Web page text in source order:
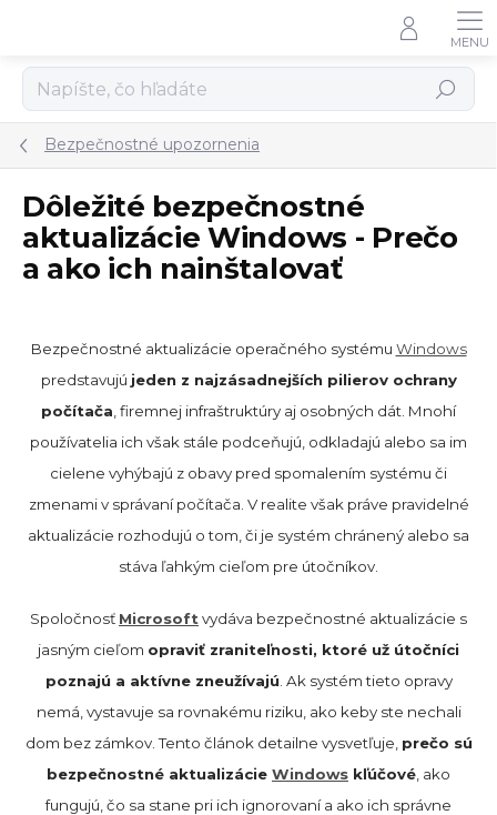
Hľadať
Bezpečnostné upozornenia
Dôležité bezpečnostné
aktualizácie Windows - Prečo
a ako ich nainštalovať
Bezpečnostné aktualizácie operačného systému Windows
predstavujú jeden z najzásadnejších pilierov ochrany
počítača , firemnej infraštruktúry aj osobných dát. Mnohí
používatelia ich však stále podceňujú, odkladajú alebo sa im
cielene vyhýbajú z obavy pred spomalením systému či
zmenami v správaní počítača. V realite však práve pravidelné
aktualizácie rozhodujú o tom, či je systém chránený alebo sa
stáva ľahkým cieľom pre útočníkov.
Spoločnosť Microsoft vydáva bezpečnostné aktualizácie s
jasným cieľom opraviť zraniteľnosti, ktoré už útočníci
poznajú a aktívne zneužívajú. Ak systém tieto opravy
nemá, vystavuje sa rovnakému riziku, ako keby ste nechali
dom bez zámkov. Tento článok detailne vysvetľuje, prečo sú
bezpečnostné aktualizácie Windows kľúčové , ako
fungujú, čo sa stane pri ich ignorovaní a ako ich správne